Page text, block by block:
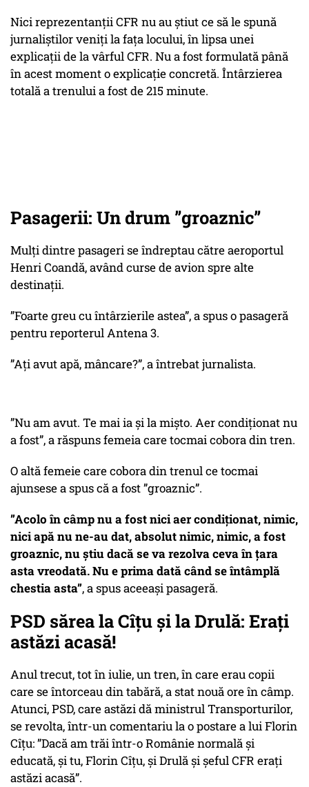
Nici reprezentanții CFR nu au știut ce să le spună
jurnaliștilor veniți la fața locului, în lipsa unei
explicații de la vârful CFR. Nu a fost formulată până
în acest moment o explicație concretă. Întârzierea
totală a trenului a fost de 215 minute.
Pasagerii: Un drum ”groaznic”
Mulți dintre pasageri se îndreptau către aeroportul
Henri Coandă, având curse de avion spre alte
destinații.
”Foarte greu cu întârzierile astea”, a spus o pasageră
pentru reporterul Antena 3.
”Ați avut apă, mâncare?”, a întrebat jurnalista.
”Nu am avut. Te mai ia și la mișto. Aer condiționat nu
a fost”, a răspuns femeia care tocmai cobora din tren.
O altă femeie care cobora din trenul ce tocmai
ajunsese a spus că a fost ”groaznic”.
”Acolo în câmp nu a fost nici aer condiționat, nimic,
nici apă nu ne-au dat, absolut nimic, nimic, a fost
groaznic, nu știu dacă se va rezolva ceva în țara
asta vreodată. Nu e prima dată când se întâmplă
chestia asta”, a spus aceeași pasageră.
PSD sărea la Cîțu și la Drulă: Erați
astăzi acasă!
Anul trecut, tot în iulie, un tren, în care erau copii
care se întorceau din tabără, a stat nouă ore în câmp.
Atunci, PSD, care astăzi dă ministrul Transporturilor,
se revolta, într-un comentariu la o postare a lui Florin
Cîțu: ”Dacă am trăi într-o Românie normală şi
educată, şi tu, Florin Cîţu, şi Drulă şi şeful CFR eraţi
astăzi acasă”.